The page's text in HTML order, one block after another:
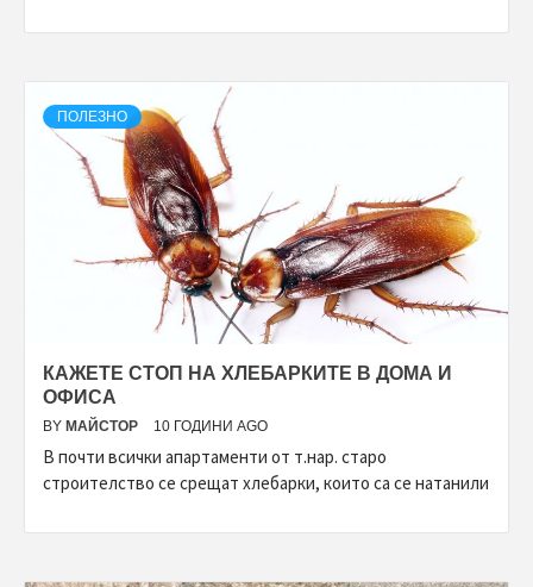
ПОЛЕЗНО
КАЖЕТЕ СТОП НА ХЛЕБАРКИТЕ В ДОМА И
ОФИСА
BY МАЙСТОР 10 ГОДИНИ AGO
В почти всички апартаменти от т.нар. старо
строителство се срещат хлебарки, които са се натанили